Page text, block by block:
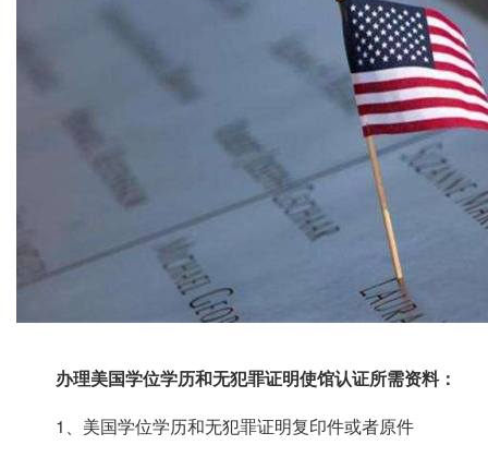
办理美国学位学历和无犯罪证明使馆认证所需资料：
1、美国学位学历和无犯罪证明复印件或者原件